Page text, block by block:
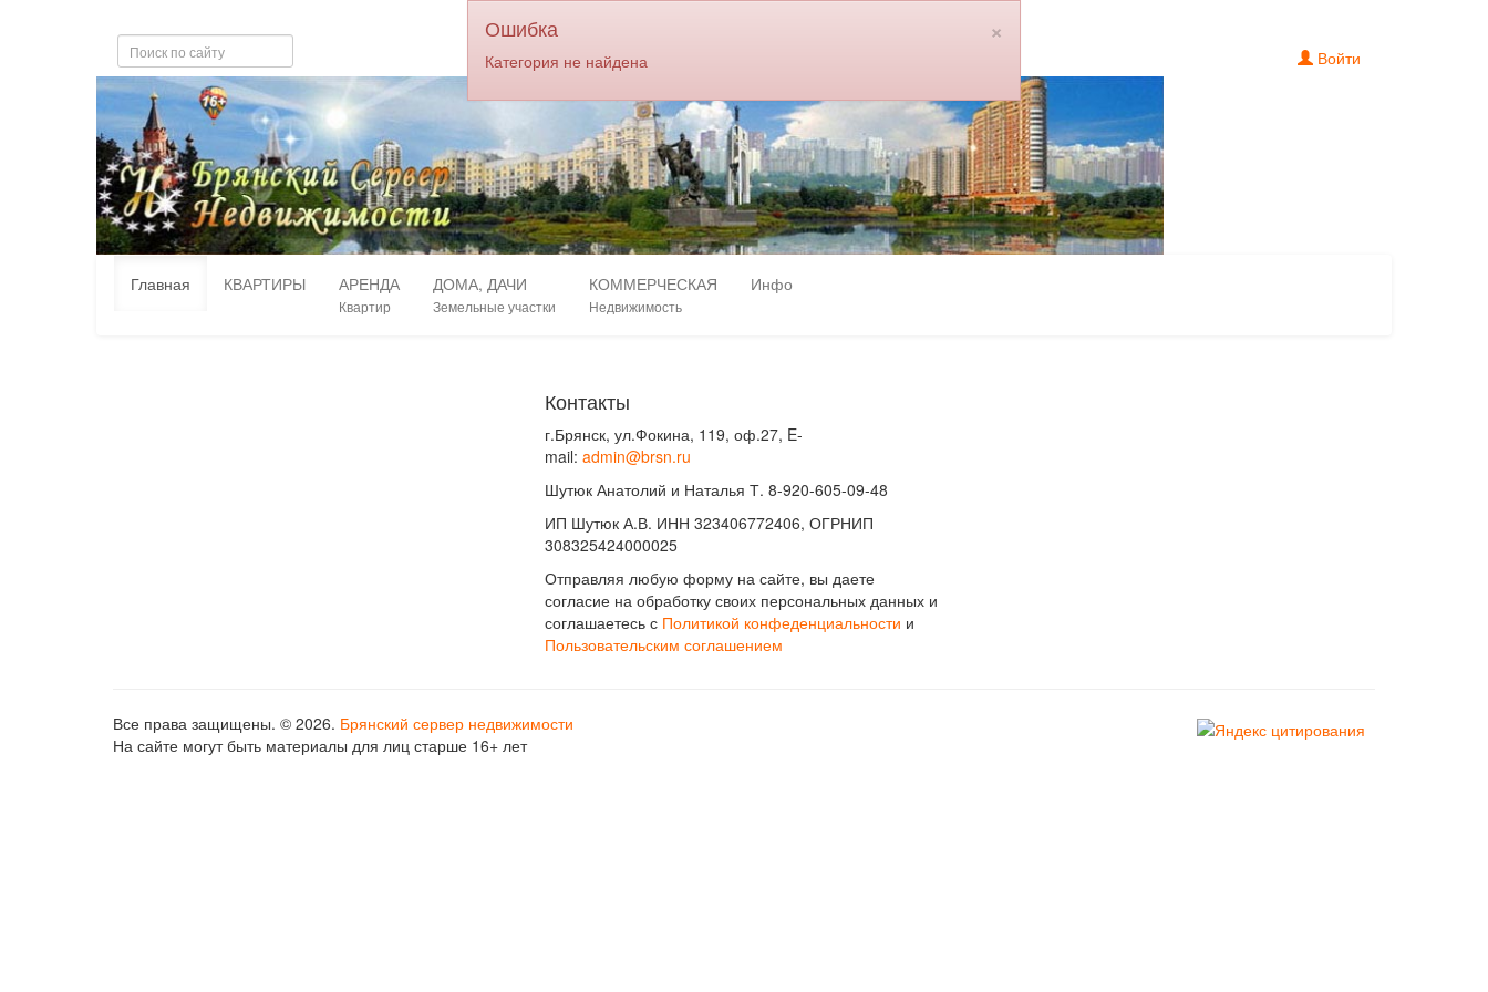
Войти
Главная КВАРТИРЫ АРЕНДА
Квартир
ДОМА, ДАЧИ
Земельные участки
КОММЕРЧЕСКАЯ
Недвижимость
Инфо
×
Ошибка
Категория не найдена
Контакты
г.Брянск, ул.Фокина, 119, оф.27, E-
mail: admin@brsn.ru
Шутюк Анатолий и Наталья Т. 8-920-605-09-48
ИП Шутюк А.В. ИНН 323406772406, ОГРНИП
308325424000025
Отправляя любую форму на сайте, вы даете
согласие на обработку своих персональных данных и
соглашаетесь с Политикой конфеденциальности и
Пользовательским соглашением
Все права защищены. © 2026. Брянский сервер недвижимости
На сайте могут быть материалы для лиц старше 16+ лет